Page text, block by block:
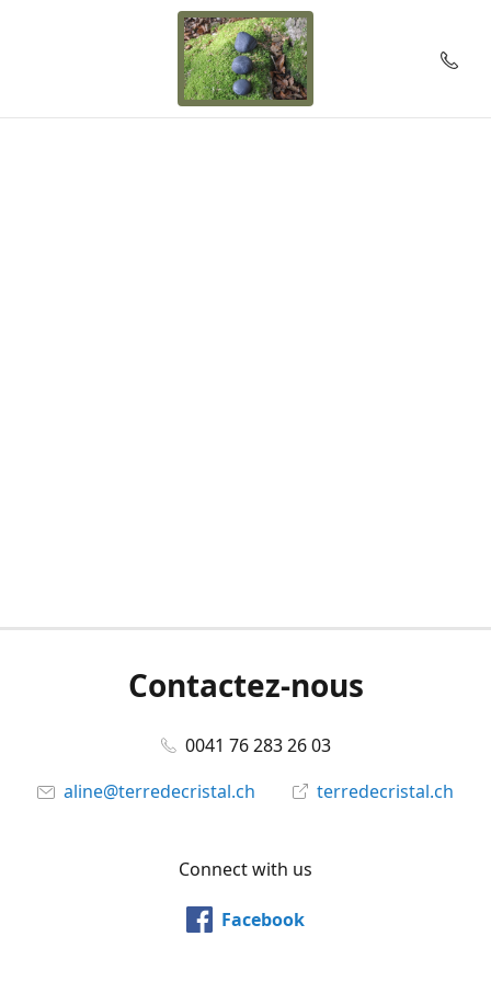
Contactez-nous
0041 76 283 26 03
aline@terredecristal.ch
terredecristal.ch
Connect with us
Facebook